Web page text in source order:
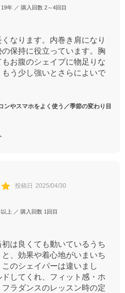
19年 ／ 購入回数 2～4回目
なります。内巻き肩になり
保持に役立っています。胸
お腹のシェイプに物足りな
う少し強いとさらによいで
ンやスマホをよく使う／季節の変わり目
投稿日 2025/04/30
上 ／ 購入回数 1回目
は良くても動いているうち
、効果や着心地がいまいち
のシェイパーは違いまし
してくれ、フィット感・ホ
ラダンスのレッスン時の定